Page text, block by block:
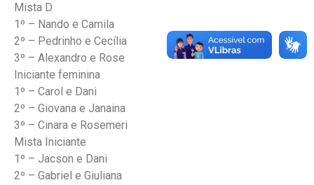
Mista D
1º – Nando e Camila
2º – Pedrinho e Cecília
3º – Alexandro e Rose
Iniciante feminina
1º – Carol e Dani
2º – Giovana e Janaina
3º – Cinara e Rosemeri
Mista Iniciante
1º – Jacson e Dani
2º – Gabriel e Giuliana